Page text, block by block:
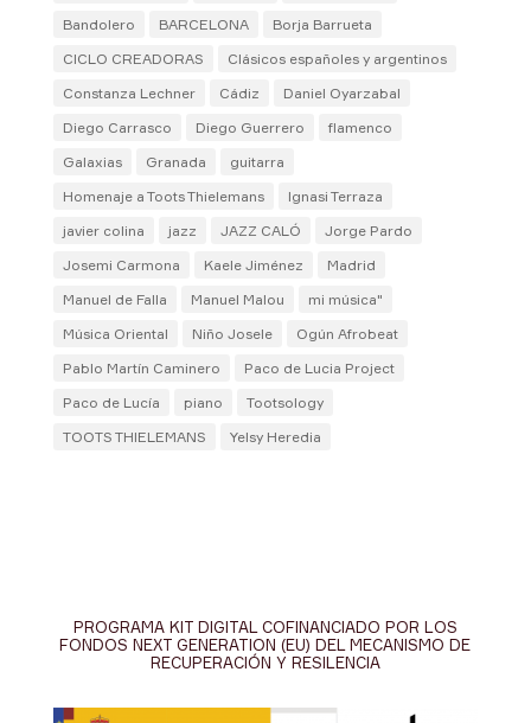
Bandolero
BARCELONA
Borja Barrueta
CICLO CREADORAS
Clásicos españoles y argentinos
Constanza Lechner
Cádiz
Daniel Oyarzabal
Diego Carrasco
Diego Guerrero
flamenco
Galaxias
Granada
guitarra
Homenaje a Toots Thielemans
Ignasi Terraza
javier colina
jazz JAZZ CALÓ
Jorge Pardo
Josemi Carmona
Kaele Jiménez
Madrid
Manuel de Falla
Manuel Malou
mi música"
Música Oriental
Niño Josele
Ogún Afrobeat
Pablo Martín Caminero
Paco de Lucia Project
Paco de Lucía
piano
Tootsology
TOOTS THIELEMANS
Yelsy Heredia
PROGRAMA KIT DIGITAL COFINANCIADO POR LOS
FONDOS NEXT GENERATION (EU) DEL MECANISMO DE
RECUPERACIÓN Y RESILENCIA